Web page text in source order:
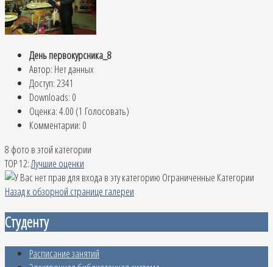
День первокурсника_8
Автор: Нет данных
Доступ: 2341
Downloads: 0
Оценка: 4.00 (1 Голосовать)
Комментарии: 0
8 фото в этой категории
TOP 12:Лучшие оценки
Ограниченные Категории
Назад к обзорной странице галереи
Студенту
Расписание занятий